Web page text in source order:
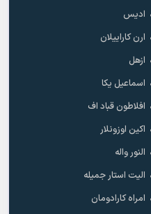
ادیس
ارن کاراییلان
ازهل
اسماعیل یکا
افلاطون قباد اف
اکین اوزونلار
النور واله
الیت استار جمیله
امراه کارادومان